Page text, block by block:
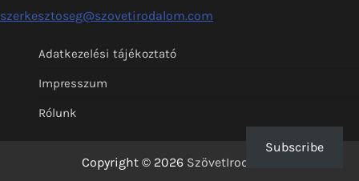
szerkesztoseg@szovetirodalom.com
Adatkezelési tájékoztató
Impresszum
Rólunk
Copyright © 2026 SzövetIrodalom
Subscribe